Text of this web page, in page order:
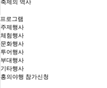
축제의 역사
프로그램
주제행사
체험행사
문화행사
투어행사
부대행사
기타행사
홍의야행 참가신청